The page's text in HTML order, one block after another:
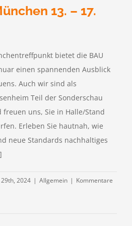
Presse
13. – 17.
bietet die BAU
einen spannenden Ausblick
Auch wir sind als
Teil der Sonderschau
uns, Sie in Halle/Stand
Erleben Sie hautnah, wie
neue Standards nachhaltiges
2024 | Allgemein | Kommentare